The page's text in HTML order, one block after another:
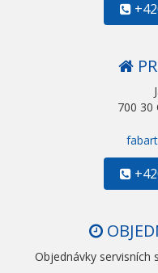
700 30
Objednávky servisních